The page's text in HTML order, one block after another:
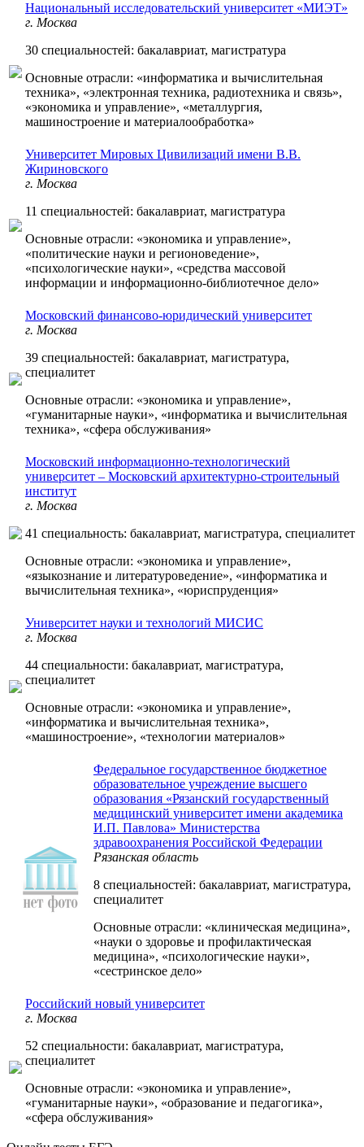
Национальный исследовательский университет «МИЭТ»
г. Москва
30 специальностей: бакалавриат, магистратура
Основные отрасли: «информатика и вычислительная
техника», «электронная техника, радиотехника и связь»,
«экономика и управление», «металлургия,
машиностроение и материалообработка»
Университет Мировых Цивилизаций имени В.В.
Жириновского
г. Москва
11 специальностей: бакалавриат, магистратура
Основные отрасли: «экономика и управление»,
«политические науки и регионоведение»,
«психологические науки», «средства массовой
информации и информационно-библиотечное дело»
Московский финансово-юридический университет
г. Москва
39 специальностей: бакалавриат, магистратура,
специалитет
Основные отрасли: «экономика и управление»,
«гуманитарные науки», «информатика и вычислительная
техника», «сфера обслуживания»
Московский информационно-технологический
университет – Московский архитектурно-строительный
институт
г. Москва
41 специальность: бакалавриат, магистратура, специалитет
Основные отрасли: «экономика и управление»,
«языкознание и литературоведение», «информатика и
вычислительная техника», «юриспруденция»
Университет науки и технологий МИСИС
г. Москва
44 специальности: бакалавриат, магистратура,
специалитет
Основные отрасли: «экономика и управление»,
«информатика и вычислительная техника»,
«машиностроение», «технологии материалов»
Федеральное государственное бюджетное
образовательное учреждение высшего
образования «Рязанский государственный
медицинский университет имени академика
И.П. Павлова» Министерства
здравоохранения Российской Федерации
Рязанская область
8 специальностей: бакалавриат, магистратура,
специалитет
Основные отрасли: «клиническая медицина»,
«науки о здоровье и профилактическая
медицина», «психологические науки»,
«сестринское дело»
Российский новый университет
г. Москва
52 специальности: бакалавриат, магистратура,
специалитет
Основные отрасли: «экономика и управление»,
«гуманитарные науки», «образование и педагогика»,
«сфера обслуживания»